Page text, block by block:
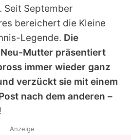
verwalten
Seit September
bereichert die Kleine
Legende. Die
Mutter präsentiert
immer wieder ganz
verzückt sie mit einem
nach dem anderen –
Anzeige